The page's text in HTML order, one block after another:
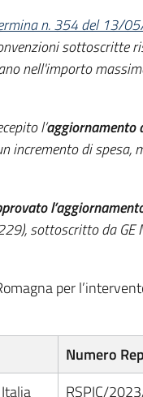
n. 354 del 13/
sottoscritte
nell'importo
l’aggiornamento
incremento di spesa,
sottoscritto da GE
per
Numero
RSPIC/